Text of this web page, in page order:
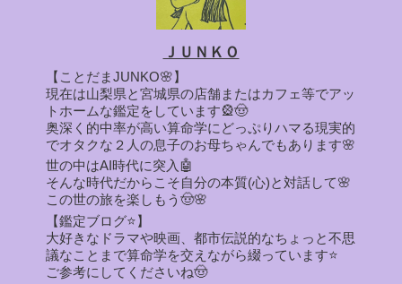
ＪＵＮＫＯ
【ことだまJUNKO🌸】
現在は山梨県と宮城県の店舗またはカフェ等でアッ
トホームな鑑定をしています🎡🤠
奥深く的中率が高い算命学にどっぷりハマる現実的
でオタクな２人の息子のお母ちゃんでもあります🌸
世の中はAI時代に突入🤖
そんな時代だからこそ自分の本質(心)と対話して🌸
この世の旅を楽しもう🤠🌸
【鑑定ブログ⭐】
大好きなドラマや映画、都市伝説的なちょっと不思
議なことまで算命学を交えながら綴っています⭐
ご参考にしてくださいね🤠